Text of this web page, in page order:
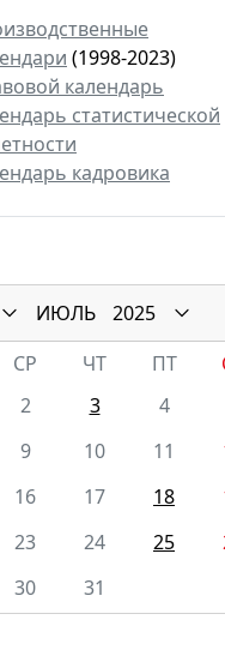
(1998-2023)
календарь
статистической
кадровика
ИЮЛЬ
2025
СР ЧТ ПТ
2 3 4
9 10 11
16 17 18
23 24 25
30 31